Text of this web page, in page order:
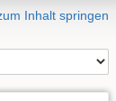
Inhalt springen